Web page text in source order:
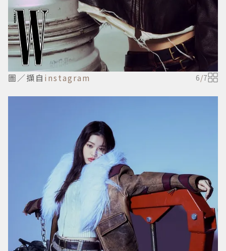
圖／擷自 instagram 6/7